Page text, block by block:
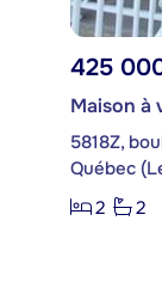
425
Maison à
5818Z,
Québec
2
2